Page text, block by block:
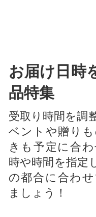
お届け日時
品特集
受取り時間を調
ベントや贈り
きも予定に合
時や時間を指定
の都合に合わ
ましょう！